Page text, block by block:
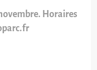
Horaires